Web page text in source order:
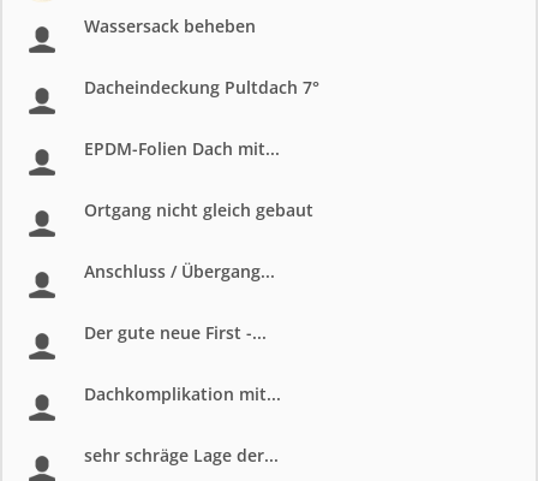
Wassersack beheben
Dacheindeckung Pultdach 7°
EPDM-Folien Dach mit...
Ortgang nicht gleich gebaut
Anschluss / Übergang...
Der gute neue First -...
Dachkomplikation mit...
sehr schräge Lage der...